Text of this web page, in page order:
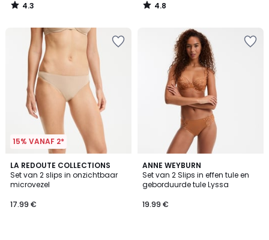
4.3
/
4.8
/
15% VANAF 2*
LA REDOUTE COLLECTIONS
Set van 2 slips in onzichtbaar
microvezel
17.99 €
4.4
/ 5
2
Kleuren
ANNE WEYBURN
Set van 2 Slips in effen tule en
geborduurde tule Lyssa
19.99 €
4.3
/ 5